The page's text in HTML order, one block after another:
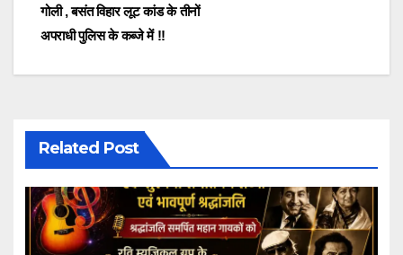
गोली , बसंत विहार लूट कांड के तीनों
अपराधी पुलिस के कब्जे में !!
Related Post